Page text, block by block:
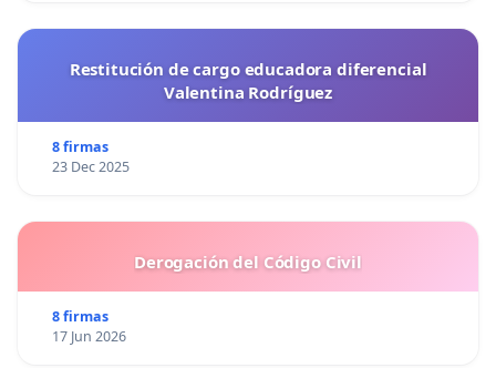
Restitución de cargo educadora diferencial
Valentina Rodríguez
8 firmas
23 Dec 2025
Derogación del Código Civil
8 firmas
17 Jun 2026